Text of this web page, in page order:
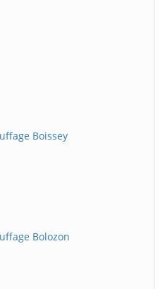
Boissey
Bolozon